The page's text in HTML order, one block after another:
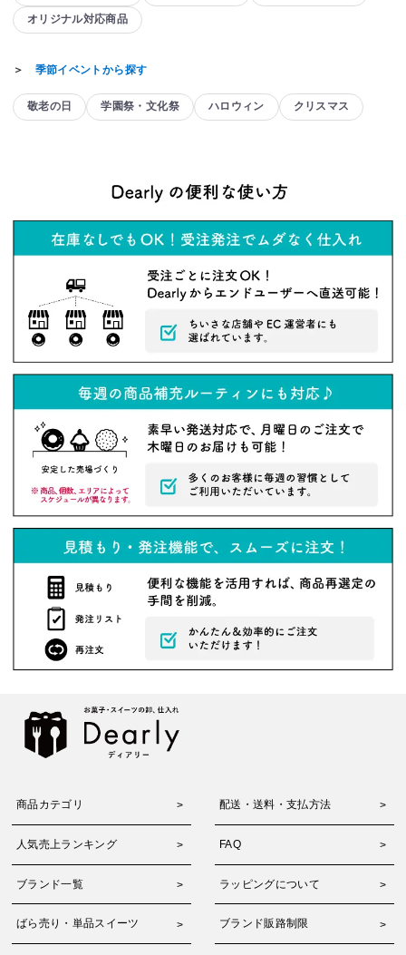
オリジナル対応商品
＞ 季節イベントから探す
敬老の日 学園祭・文化祭 ハロウィン クリスマス
商品カテゴリ 配送・送料・支払方法
人気売上ランキング FAQ
ブランド一覧 ラッピングについて
ばら売り・単品スイーツ ブランド販路制限